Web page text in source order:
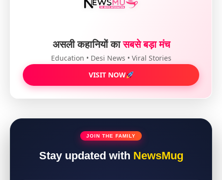
असली कहानियों कासबसे बड़ा मंच
Education • Desi News • Viral Stories
VISIT NOW
JOIN THE FAMILY
Stay updated with NewsMug